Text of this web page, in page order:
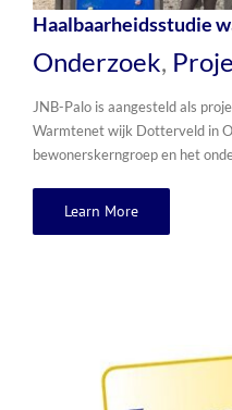
Haalbaarheidsstudie
Onderzoek,
JNB-Palo is aangesteld als
Warmtenet wijk Dotterveld in
bewonerskerngroep en het
Learn More